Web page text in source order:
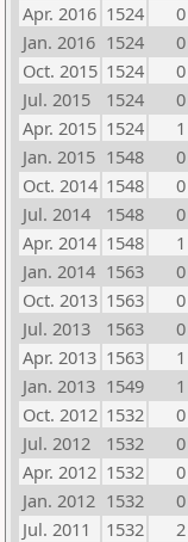
Apr. 2016 1524 0
Jan. 2016 1524 0
Oct. 2015 1524 0
Jul. 2015
1524 0
Apr. 2015 1524 1
Jan. 2015 1548 0
Oct. 2014 1548 0
Jul. 2014
1548 0
Apr. 2014 1548 1
Jan. 2014 1563 0
Oct. 2013 1563 0
Jul. 2013
1563 0
Apr. 2013 1563 1
Jan. 2013 1549 1
Oct. 2012 1532 0
Jul. 2012
1532 0
Apr. 2012 1532 0
Jan. 2012 1532 0
Jul. 2011
1532 2